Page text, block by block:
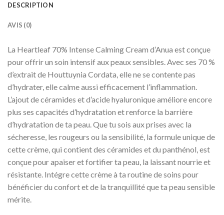
DESCRIPTION
AVIS (0)
La Heartleaf 70% Intense Calming Cream d’Anua est conçue
pour offrir un soin intensif aux peaux sensibles. Avec ses 70 %
d’extrait de Houttuynia Cordata, elle ne se contente pas
d’hydrater, elle calme aussi efficacement l’inflammation.
L’ajout de céramides et d’acide hyaluronique améliore encore
plus ses capacités d’hydratation et renforce la barrière
d’hydratation de ta peau. Que tu sois aux prises avec la
sécheresse, les rougeurs ou la sensibilité, la formule unique de
cette crème, qui contient des céramides et du panthénol, est
conçue pour apaiser et fortifier ta peau, la laissant nourrie et
résistante. Intégre cette crème à ta routine de soins pour
bénéficier du confort et de la tranquillité que ta peau sensible
mérite.